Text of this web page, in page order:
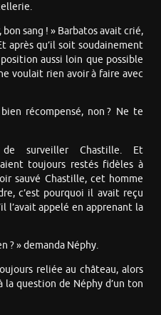
sang ! » Barbatos avait crié,
après qu’il soit soudainement
aussi loin que possible
voulait rien avoir à faire avec
récompensé, non ? Ne te
surveiller Chastille. Et
toujours restés fidèles à
sauvé Chastille, cet homme
c’est pourquoi il avait reçu
l’avait appelé en apprenant la
? » demanda Néphy.
reliée au château, alors
la question de Néphy d’un ton